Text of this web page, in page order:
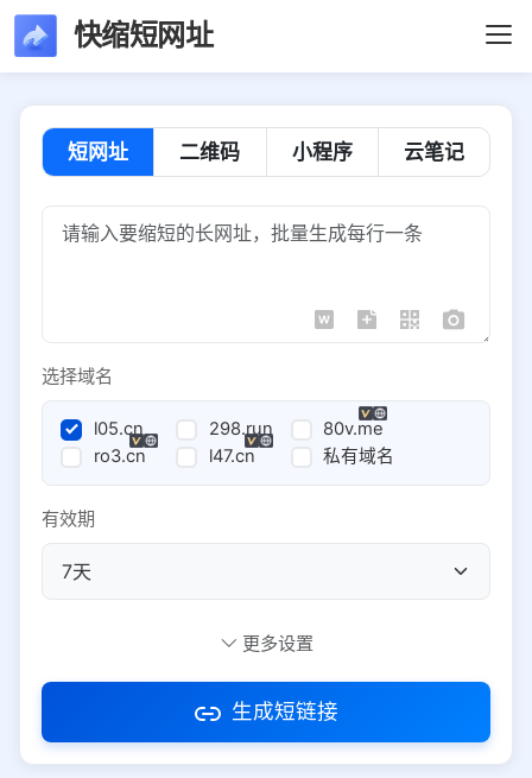
快缩短网址
短网址 二维码 小程序 云笔记
选择域名
l05.cn 298.run
80v.me
ro3.cn
l47.cn 私有域名
有效期
访问密码
更多设置
生成短链接